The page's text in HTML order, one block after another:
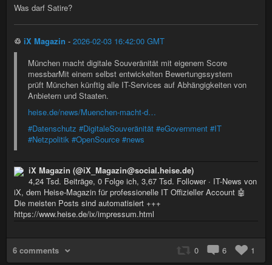
Was darf Satire?
♲ iX Magazin - 2026-02-03 16:42:00 GMT
München macht digitale Souveränität mit eigenem Score
messbarMit einem selbst entwickelten Bewertungssystem
prüft München künftig alle IT-Services auf Abhängigkeiten von
Anbietern und Staaten.
heise.de/news/Muenchen-macht-d…
#Datenschutz #DigitaleSouveränität #eGovernment #IT
#Netzpolitik #OpenSource #news
iX Magazin (@iX_Magazin@social.heise.de)
4,24 Tsd. Beiträge, 0 Folge ich, 3,67 Tsd. Follower · IT-News von
iX, dem Heise-Magazin für professionelle IT Offizieller Account 🤖
Die meisten Posts sind automatisiert +++
https://www.heise.de/ix/impressum.html
6 comments 0 6 1